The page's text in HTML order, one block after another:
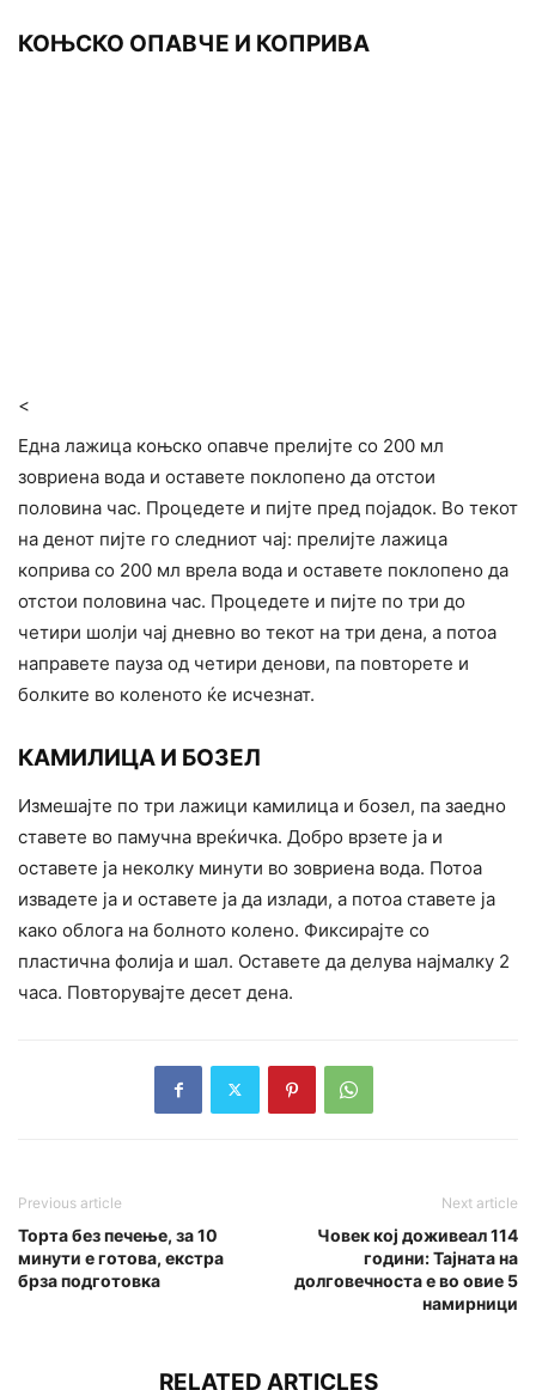
КОЊСКО ОПАВЧЕ И КОПРИВА
<
Една лажица коњско опавче прелијте со 200 мл
зовриена вода и оставете поклопено да отстои
половина час. Процедете и пијте пред појадок. Во текот
на денот пијте го следниот чај: прелијте лажица
коприва со 200 мл врела вода и оставете поклопено да
отстои половина час. Процедете и пијте по три до
четири шолји чај дневно во текот на три дена, а потоа
направете пауза од четири денови, па повторете и
болките во коленото ќе исчезнат.
КАМИЛИЦА И БОЗЕЛ
Измешајте по три лажици камилица и бозел, па заедно
ставете во памучна вреќичка. Добро врзете ја и
оставете ја неколку минути во зовриена вода. Потоа
извадете ја и оставете ја да излади, а потоа ставете ја
како облога на болното колено. Фиксирајте со
пластична фолија и шал. Оставете да делува најмалку 2
часа. Повторувајте десет дена.
Previous article
Торта без печење, за 10
минути е готова, екстра
брза подготовка
Next article
Човек кој доживеал 114
години: Тајната на
долговечноста е во овие 5
намирници
RELATED ARTICLES